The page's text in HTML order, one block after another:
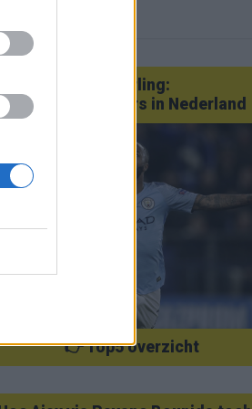
Van Götze tot Sterling:
statementtransfers in Nederland
👉 Top5 overzicht